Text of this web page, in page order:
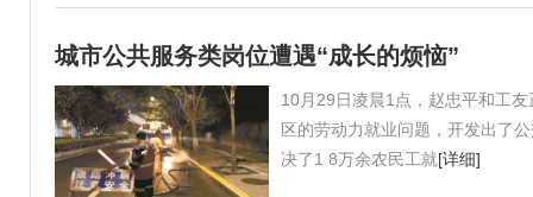
城市公共服务类岗位遭遇“成长的烦恼”
10月29日凌晨1点，赵忠平和工
区的劳动力就业问题，开发出了
决了1 8万余农民工就[详细]